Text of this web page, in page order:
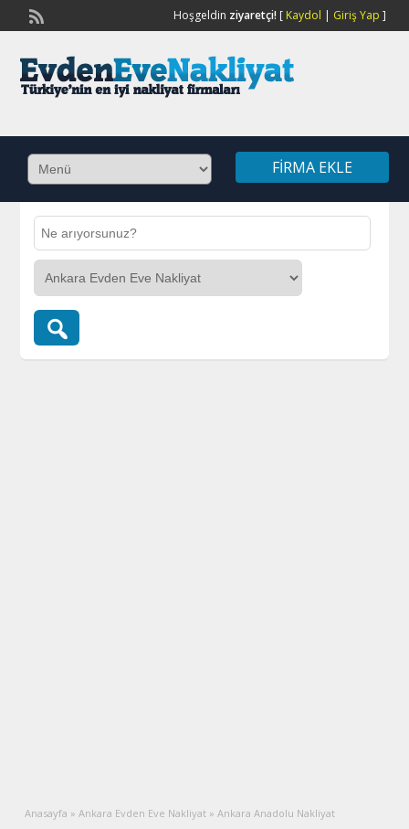
Hoşgeldin ziyaretçi![ Kaydol | Giriş Yap ]
FIRMA EKLE
Anasayfa » Ankara Evden Eve Nakliyat » Ankara Anadolu Nakliyat